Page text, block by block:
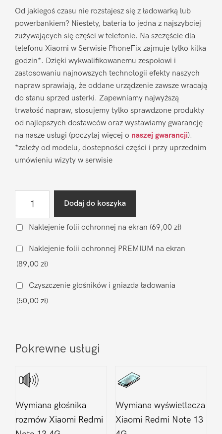
Od jakiegoś czasu nie rozstajesz się z ładowarką lub
powerbankiem? Niestety, bateria to jedna z najszybciej
zużywających się części w telefonie. Na szczęście dla
telefonu Xiaomi w Serwisie PhoneFix zajmuje tylko kilka
godzin*. Dzięki wykwalifikowanemu zespołowi i
zastosowaniu najnowszych technologii efekty naszych
napraw sprawiają, że oddane urządzenie zawsze wracają
do stanu sprzed usterki. Zapewniamy najwyższą
trwałość napraw, stosujemy tylko sprawdzone produkty
od najlepszych dostawców oraz wystawiamy gwarancję
na nasze usługi (poczytaj więcej o naszej gwarancji).
*zależy od modelu, dostepności części i przy uprzednim
umówieniu wizyty w serwisie
baterii
oryginalną
Xiaomi
Redmi
Note
Dodaj do koszyka
Naklejenie folii ochronnej na ekran (69,00 zł)
Naklejenie folii ochronnej PREMIUM na ekran
(89,00 zł)
Czyszczenie głośników i gniazda ładowania
(50,00 zł)
Pokrewne usługi
Wymiana głośnika
rozmów Xiaomi Redmi
Wymiana wyświetlacza
Xiaomi Redmi Note 13